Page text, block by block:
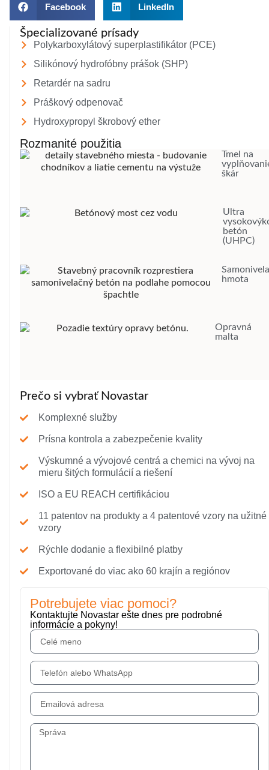
Facebook LinkedIn
Špecializované prísady
Polykarboxylátový superplastifikátor (PCE)
Silikónový hydrofóbny prášok (SHP)
Retardér na sadru
Práškový odpenovač
Hydroxypropyl škrobový ether
Rozmanité použitia
Tmel na
škár
Ultra
betón
(UHPC)
hmota
Opravná
malta
Prečo si vybrať Novastar
Komplexné služby
Prísna kontrola a zabezpečenie kvality
Výskumné a vývojové centrá a chemici na vývoj na
mieru šitých formulácií a riešení
ISO a EU REACH certifikáciou
11 patentov na produkty a 4 patentové vzory na užitné
vzory
Rýchle dodanie a flexibilné platby
Exportované do viac ako 60 krajín a regiónov
Potrebujete viac pomoci?
Kontaktujte Novastar ešte dnes pre podrobné
informácie a pokyny!